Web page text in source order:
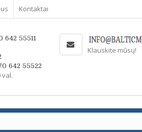
Kontaktai
642 55511
642 55522
val.
Klauskite mūsų!